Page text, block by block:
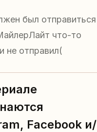
был отправиться
что-то
не отправил(
Facebook и/